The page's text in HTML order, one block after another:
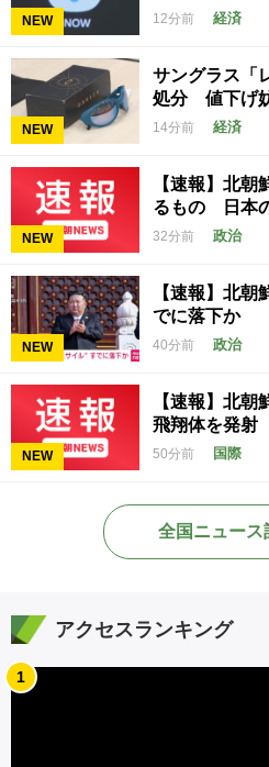
NEW 12分前 経済
NEW
サングラス「
処分 値下げ
14分前 経済
NEW
【速報】北
るもの 日本
32分前 政治
NEW
【速報】北
でに落下か
40分前 政治
NEW
【速報】北
飛翔体を発
50分前 国際
全国ニュース
アクセスランキング
1